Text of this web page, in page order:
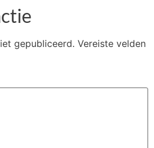
gepubliceerd. Vereiste velden